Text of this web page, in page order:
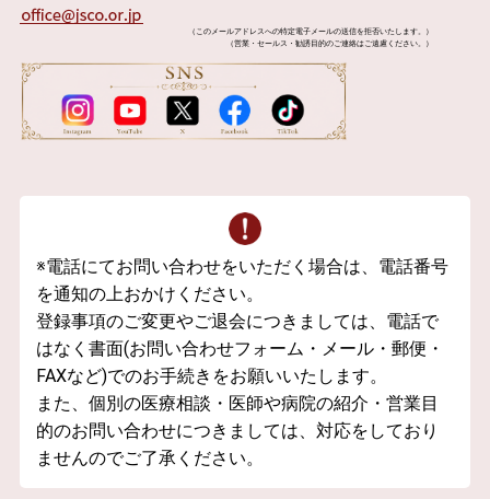
（このメールアドレスへの特定電子メールの送信を拒否いたします。）
（営業・セールス・勧誘目的のご連絡はご遠慮ください。）
※電話にてお問い合わせをいただく場合は、電話番号
を通知の上おかけください。
登録事項のご変更やご退会につきましては、電話で
はなく書面(お問い合わせフォーム・メール・郵便・
FAXなど)でのお手続きをお願いいたします。
また、個別の医療相談・医師や病院の紹介・営業目
的のお問い合わせにつきましては、対応をしており
ませんのでご了承ください。